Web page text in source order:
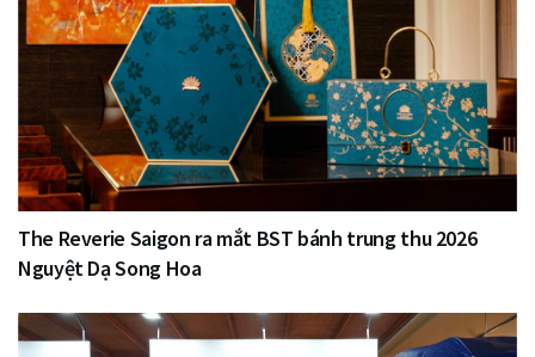
The Reverie Saigon ra mắt BST bánh trung thu 2026
Nguyệt Dạ Song Hoa